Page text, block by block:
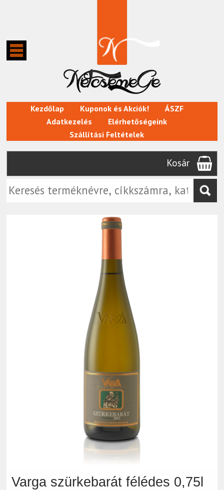
Kezdőlap Kuponok és Akciók!
ÁSZF
Adatkezelés
Elérhetőségeink
Szállítási Feltételek
Kosár
Varga szürkebarát félédes 0,75l